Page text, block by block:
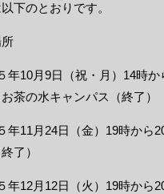
下のとおりです。
10月9日（祝・月）14時か
茶の水キャンパス（終了）
11月24日（金）19時から
了）
12月12日（火）19時から